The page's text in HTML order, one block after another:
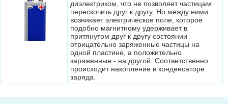
диэлектриком, что не позволяет частицам
перескочить друг к другу. Но между ними
возникает электрическое поле, которое
подобно магнитному удерживает в
притянутом друг к другу состоянии
отрицательно заряженные частицы на
одной пластине, а положительно
заряженные - на другой. Соответственно
происходит накопление в конденсаторе
заряда.